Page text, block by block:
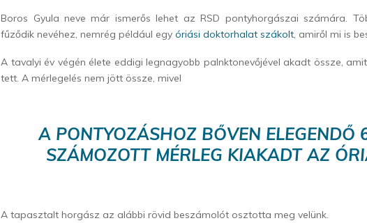
Boros Gyula neve már ismerős lehet az RSD pontyhorgászai számára.
fűződik nevéhez, nemrég például egyóriási doktorhalat szákolt, amiről mi is
A tavalyi év végén élete eddigi legnagyobb palnktonevőjével akadt össze,
tett. A mérlegelés nem jött össze, mivel
A PONTYOZÁSHOZ BŐVEN ELEGENDŐ
SZÁMOZOTT MÉRLEG KIAKADT AZ
A tapasztalt horgász az alábbi rövid beszámolót osztotta meg velünk.